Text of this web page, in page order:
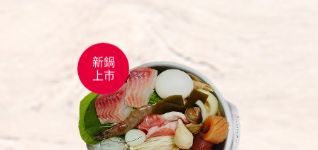
新鍋
上市